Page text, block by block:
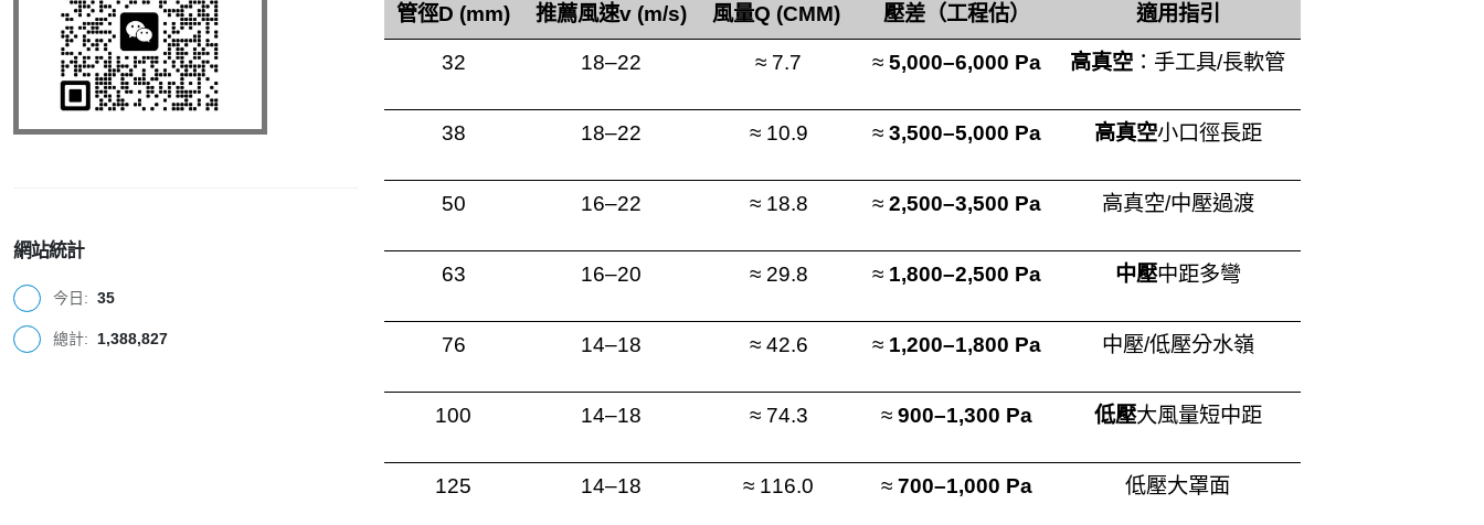
網站統計
今日: 35
總計: 1,388,827
管徑D (mm) 推薦風速v (m/s) 風量Q (CMM) 壓差（工程估） 適用指引
32 18–22 ≈ 7.7 ≈ 5,000–6,000 Pa 高真空 ：手工具/長軟管
38 18–22 ≈ 10.9 ≈ 3,500–5,000 Pa 高真空小口徑長距
50 16–22 ≈ 18.8 ≈ 2,500–3,500 Pa 高真空/中壓過渡
63 16–20 ≈ 29.8 ≈ 1,800–2,500 Pa 中壓中距多彎
76 14–18 ≈ 42.6 ≈ 1,200–1,800 Pa 中壓/低壓分水嶺
100 14–18 ≈ 74.3 ≈ 900–1,300 Pa 低壓大風量短中距
125 14–18 ≈ 116.0 ≈ 700–1,000 Pa 低壓大罩面